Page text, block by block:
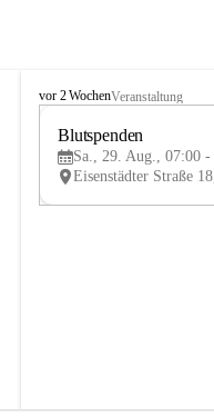
B
e
vor 2 WochenVeranstaltung
Blutspenden
Sa., 29. Aug., 07:00 -